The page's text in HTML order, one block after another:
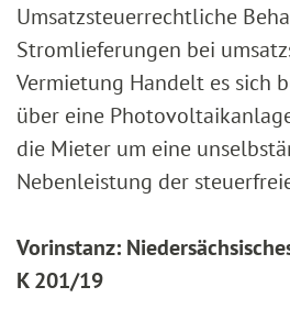
Umsatzsteuerrechtliche
Stromlieferungen bei
Vermietung Handelt es sich
über eine
die Mieter um eine
Nebenleistung der
Vorinstanz:
K 201/19